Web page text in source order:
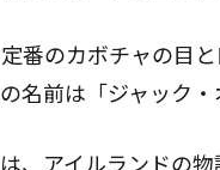
番のカボチャの目
名前は「ジャック・
、アイルランドの物